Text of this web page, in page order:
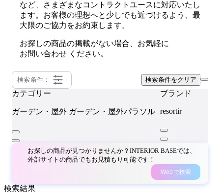
など、さまざまなコントラクトユースに対応いたし
ます。お客様の理想へと少しでも近づけるよう、最
大限のご協力をお約束します。
お探しの商品の掲載がない場合、お気軽に
お問い合わせ ください。
検索条件： 検索条件をクリア
カテゴリー
ガーデン・屋外 ガーデン・屋外パラソル
ブランド
resortir
お探しの商品が見つかりませんか？INTERIOR BASEでは、
外部サイトの商品でもお見積もり可能です！
Webで検索
検索結果